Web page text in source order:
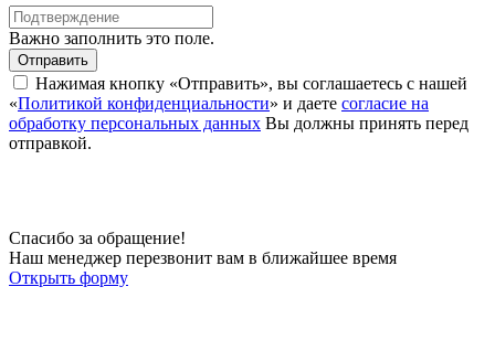
Важно заполнить это поле.
Отправить
Нажимая кнопку «Отправить», вы соглашаетесь с нашей
«Политикой конфиденциальности» и даете согласие на
обработку персональных данных Вы должны принять перед
отправкой.
Спасибо за обращение!
Наш менеджер перезвонит вам в ближайшее время
Открыть форму